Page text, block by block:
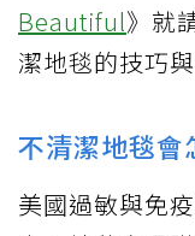
Beautiful》就
潔地毯的技巧
不清潔地毯會
美國過敏與免